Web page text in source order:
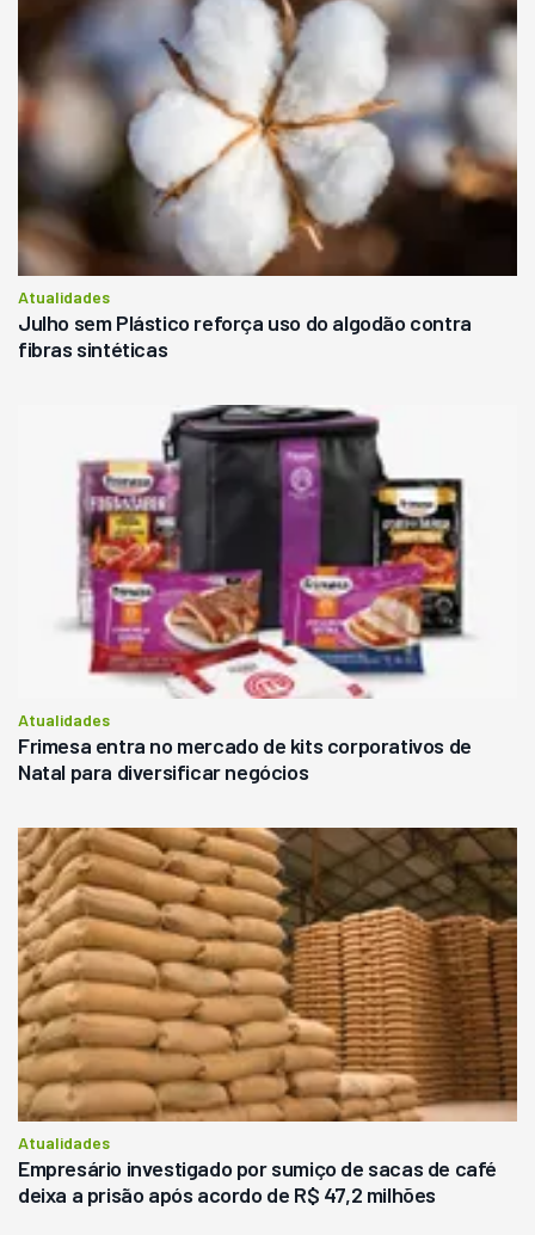
Atualidades
Julho sem Plástico reforça uso do algodão contra
fibras sintéticas
Atualidades
Frimesa entra no mercado de kits corporativos de
Natal para diversificar negócios
Atualidades
Empresário investigado por sumiço de sacas de café
deixa a prisão após acordo de R$ 47,2 milhões